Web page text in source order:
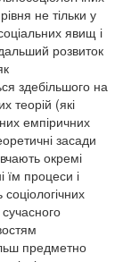
не тільки у
явищ і
розвиток
здебільшого на
теорій (які
емпіричних
засади
окремі
їм процеси і
предметно